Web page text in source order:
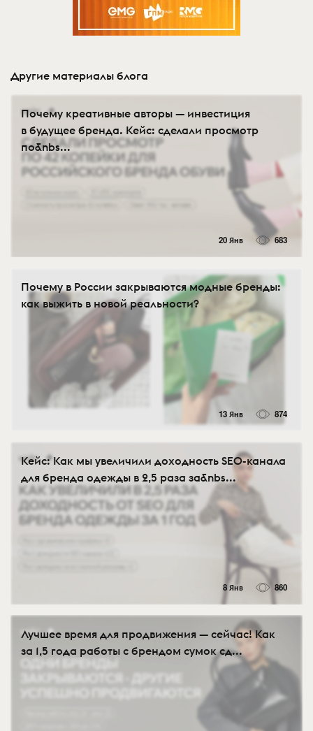
Другие материалы блога
Почему креативные авторы — инвестиция
в будущее бренда. Кейс: сделали просмотр
по&nbs...
20 Янв 683
Почему в России закрываются модные бренды:
как выжить в новой реальности?
13 Янв 874
Кейс: Как мы увеличили доходность SEO-канала
для бренда одежды в 2,5 раза за&nbs...
8 Янв 860
Лучшее время для продвижения — сейчас! Как
за 1,5 года работы с брендом сумок сд...